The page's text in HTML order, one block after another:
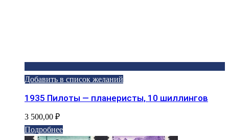
Добавить в список желаний
1935 Пилоты — планеристы, 10 шиллингов
3 500,00 ₽
Подробнее